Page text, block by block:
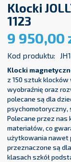
Klocki
1123
9 950,00
Kod produktu:
Klocki
z 150 sztuk
wyobraźnię oraz
polecane są dla
psychomotoryczny,
Polecane przez nas
materiałów, co
użytkowania nawet
przeznaczone są
klasach szkół